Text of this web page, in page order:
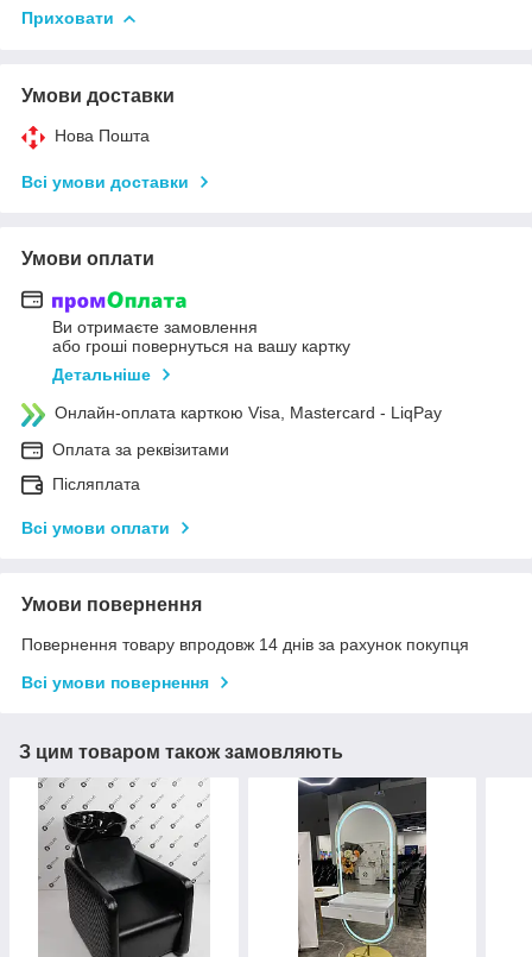
Приховати
Умови доставки
Нова Пошта
Всі умови доставки
Умови оплати
Ви отримаєте замовлення
або гроші повернуться на вашу картку
Детальніше
Онлайн-оплата карткою Visa, Mastercard - LiqPay
Оплата за реквізитами
Післяплата
Всі умови оплати
Умови повернення
Повернення товару впродовж 14 днів за рахунок покупця
Всі умови повернення
З цим товаром також замовляють